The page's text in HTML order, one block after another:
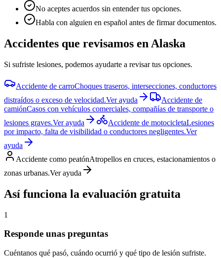
No aceptes acuerdos sin entender tus opciones.
Habla con alguien en español antes de firmar documentos.
Accidentes que revisamos en Alaska
Si sufriste lesiones, podemos ayudarte a revisar tus opciones.
Accidente de carroChoques traseros, intersecciones, conductores
distraídos o exceso de velocidad.Ver ayuda
Accidente de
camiónCasos con vehículos comerciales, compañías de transporte o
lesiones graves.Ver ayuda Accidente de motocicletaLesiones
por impacto, falta de visibilidad o conductores negligentes.Ver
ayuda
Accidente como peatónAtropellos en cruces, estacionamientos o
zonas urbanas.Ver ayuda
Así funciona la evaluación gratuita
1
Responde unas preguntas
Cuéntanos qué pasó, cuándo ocurrió y qué tipo de lesión sufriste.